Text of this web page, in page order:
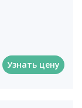
Узнать цену